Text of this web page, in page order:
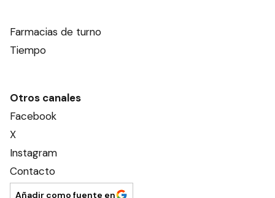
Farmacias de turno
Tiempo
Otros canales
Facebook
X
Instagram
Contacto
Añadir como fuente en